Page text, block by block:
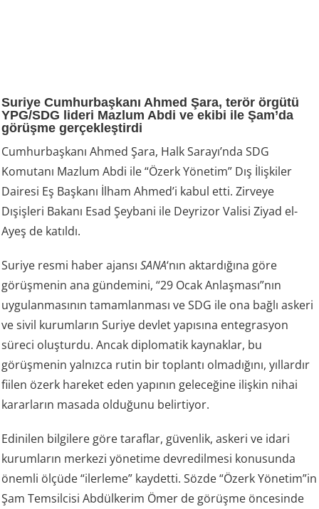
Suriye Cumhurbaşkanı Ahmed Şara, terör örgütü
YPG/SDG lideri Mazlum Abdi ve ekibi ile Şam’da
görüşme gerçekleştirdi
Cumhurbaşkanı Ahmed Şara, Halk Sarayı’nda SDG
Komutanı Mazlum Abdi ile “Özerk Yönetim” Dış İlişkiler
Dairesi Eş Başkanı İlham Ahmed’i kabul etti. Zirveye
Dışişleri Bakanı Esad Şeybani ile Deyrizor Valisi Ziyad el-
Ayeş de katıldı.
Suriye resmi haber ajansıSANA‘nın aktardığına göre
görüşmenin ana gündemini, “29 Ocak Anlaşması”nın
uygulanmasının tamamlanması ve SDG ile ona bağlı askeri
ve sivil kurumların Suriye devlet yapısına entegrasyon
süreci oluşturdu. Ancak diplomatik kaynaklar, bu
görüşmenin yalnızca rutin bir toplantı olmadığını, yıllardır
fiilen özerk hareket eden yapının geleceğine ilişkin nihai
kararların masada olduğunu belirtiyor.
Edinilen bilgilere göre taraflar, güvenlik, askeri ve idari
kurumların merkezi yönetime devredilmesi konusunda
önemli ölçüde “ilerleme” kaydetti. Sözde “Özerk Yönetim”in
Şam Temsilcisi Abdülkerim Ömer de görüşme öncesinde